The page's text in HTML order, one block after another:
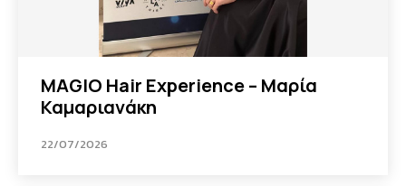
MAGIO Hair Experience – Μαρία
Καμαριανάκη
22/07/2026